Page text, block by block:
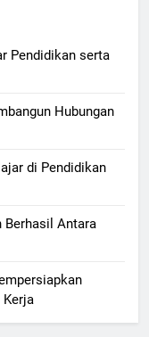
Pendidikan serta
Hubungan
di Pendidikan
Berhasil Antara
Kerja